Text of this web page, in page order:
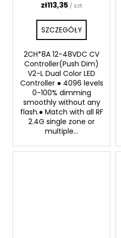
zł113,35 / szt
SZCZEGÓŁY
2CH*8A 12-48VDC CV
Controller(Push Dim)
V2-L Dual Color LED
Controller ● 4096 levels
0-100% dimming
smoothly without any
flash.● Match with all RF
2.4G single zone or
multiple...